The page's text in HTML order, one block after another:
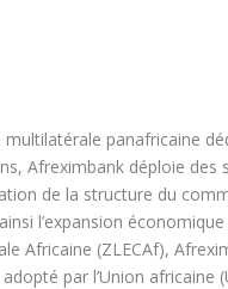
panafricaine
Afreximbank déploie des
de la structure du
l’expansion économique
Africaine (ZLECAf),
par l’Union africaine